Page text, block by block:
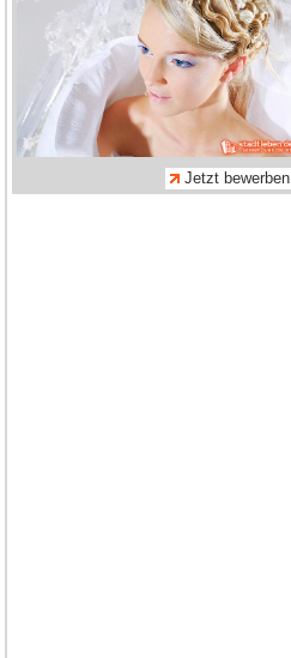
Jetzt bewerben